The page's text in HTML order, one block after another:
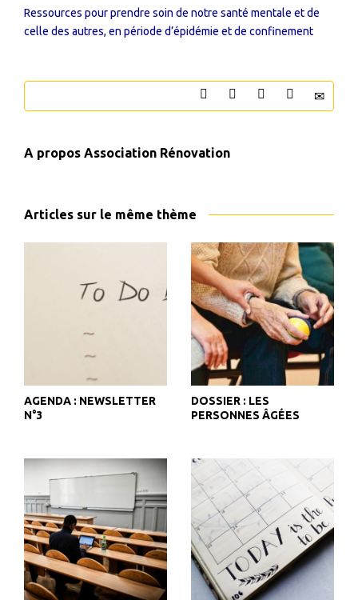
Ressources pour prendre soin de notre santé mentale et de
celle des autres, en période d’épidémie et de confinement
A propos Association Rénovation
Articles sur le même thème
AGENDA : NEWSLETTER
N°3
DOSSIER : LES
PERSONNES ÂGÉES